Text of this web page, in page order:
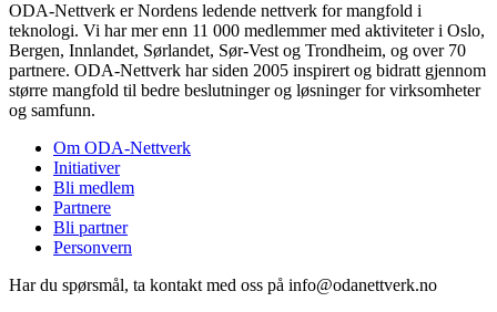
ODA-Nettverk er Nordens ledende nettverk for mangfold i
teknologi. Vi har mer enn 11 000 medlemmer med aktiviteter i Oslo,
Bergen, Innlandet, Sørlandet, Sør-Vest og Trondheim, og over 70
partnere. ODA-Nettverk har siden 2005 inspirert og bidratt gjennom
større mangfold til bedre beslutninger og løsninger for virksomheter
og samfunn.
Om ODA-Nettverk
Initiativer
Bli medlem
Partnere
Bli partner
Personvern
Har du spørsmål, ta kontakt med oss på info@odanettverk.no